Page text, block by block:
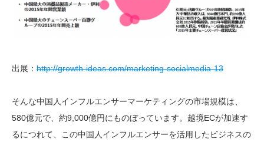
出展： http://growth-ideas.com/marketing-socialmedia-13
そんな中国人インフルエンサーマーケティングの市場規模は、
580億元で、約9,000億円にものぼっています。越境ECが加速す
るにつれて、この中国人インフルエンサーを活用したビジネスの